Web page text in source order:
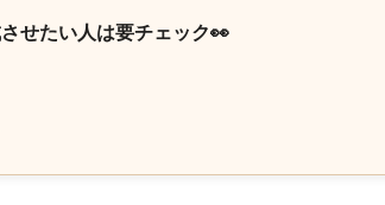
せたい人は要チェック👀